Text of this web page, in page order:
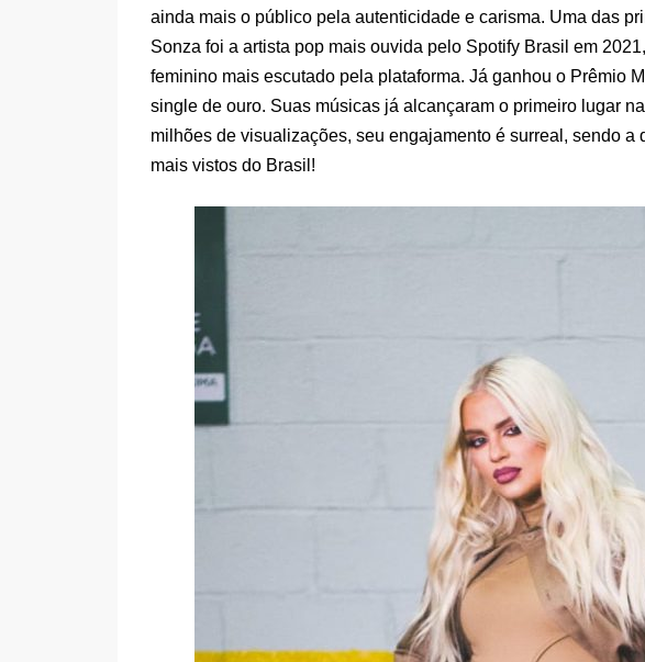
ainda mais o público pela autenticidade e carisma. Uma das
Sonza foi a artista pop mais ouvida pelo Spotify Brasil em
feminino mais escutado pela plataforma. Já ganhou o Prêmio
single de ouro. Suas músicas já alcançaram o primeiro lugar
milhões de visualizações, seu engajamento é surreal, sendo a
mais vistos do Brasil!